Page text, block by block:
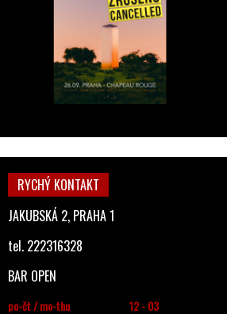
RYCHÝ KONTAKT
JAKUBSKÁ 2, PRAHA 1
tel. 222316328
BAR OPEN
po-čt / mo-thu
12 - 03